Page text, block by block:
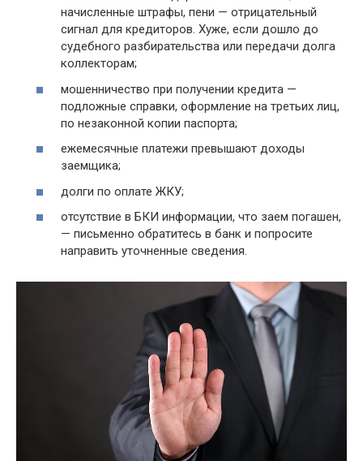
начисленные штрафы, пени — отрицательный
сигнал для кредиторов. Хуже, если дошло до
судебного разбирательства или передачи долга
коллекторам;
мошенничество при получении кредита —
подложные справки, оформление на третьих лиц,
по незаконной копии паспорта;
ежемесячные платежи превышают доходы
заемщика;
долги по оплате ЖКУ;
отсутствие в БКИ информации, что заем погашен,
— письменно обратитесь в банк и попросите
направить уточненные сведения.